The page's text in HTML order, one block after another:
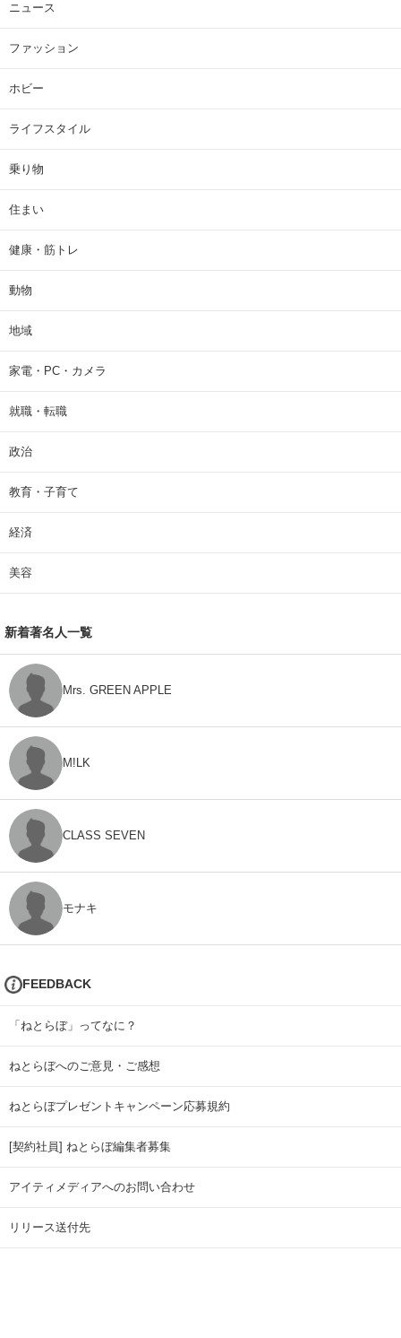
ニュース
ファッション
ホビー
ライフスタイル
乗り物
住まい
健康・筋トレ
動物
地域
家電・PC・カメラ
就職・転職
政治
教育・子育て
経済
美容
新着著名人一覧
Mrs. GREEN APPLE
M!LK
CLASS SEVEN
モナキ
FEEDBACK
「ねとらぼ」ってなに？
ねとらぼへのご意見・ご感想
ねとらぼプレゼントキャンペーン応募規約
[契約社員] ねとらぼ編集者募集
アイティメディアへのお問い合わせ
リリース送付先